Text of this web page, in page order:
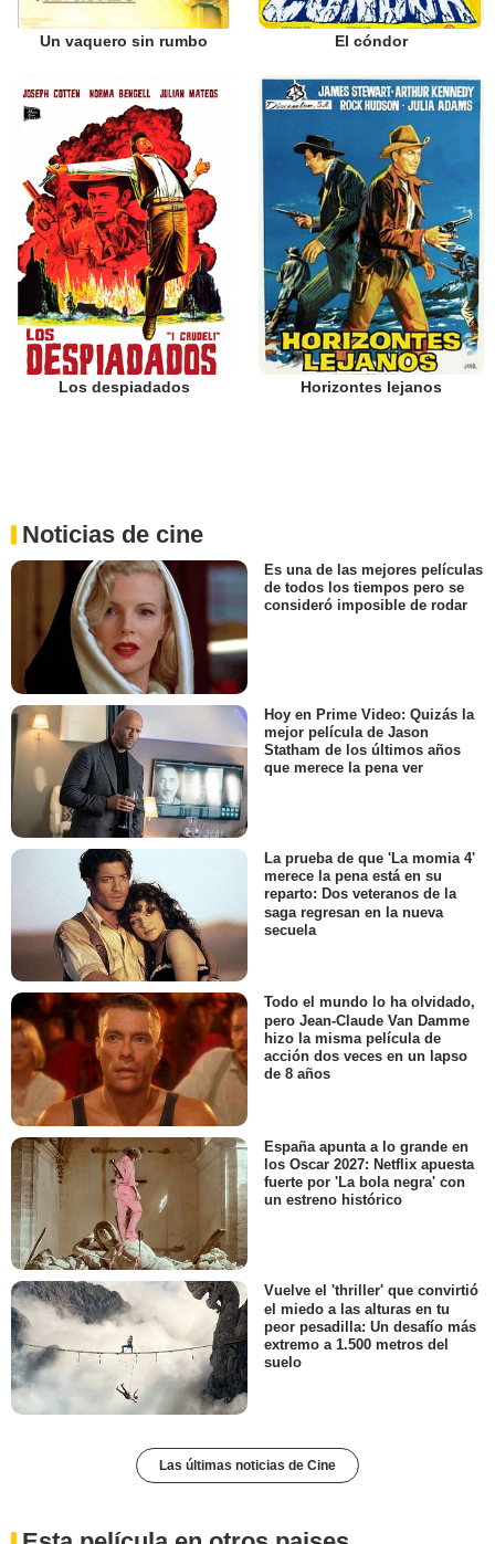
Un vaquero sin rumbo El cóndor
Los despiadados Horizontes lejanos
Noticias de cine
Es una de las mejores películas
de todos los tiempos pero se
consideró imposible de rodar
Hoy en Prime Video: Quizás la
mejor película de Jason
Statham de los últimos años
que merece la pena ver
La prueba de que 'La momia 4'
merece la pena está en su
reparto: Dos veteranos de la
saga regresan en la nueva
secuela
Todo el mundo lo ha olvidado,
pero Jean-Claude Van Damme
hizo la misma película de
acción dos veces en un lapso
de 8 años
España apunta a lo grande en
los Oscar 2027: Netflix apuesta
fuerte por 'La bola negra' con
un estreno histórico
Vuelve el 'thriller' que convirtió
el miedo a las alturas en tu
peor pesadilla: Un desafío más
extremo a 1.500 metros del
suelo
Las últimas noticias de Cine